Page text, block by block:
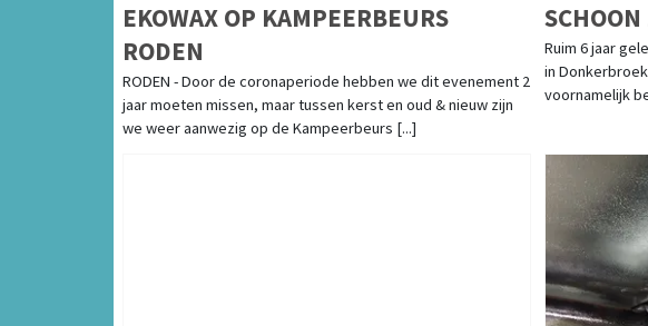
EKOWAX OP KAMPEERBEURS
RODEN
RODEN - Door de coronaperiode hebben we dit evenement 2
jaar moeten missen, maar tussen kerst en oud & nieuw zijn
we weer aanwezig op de Kampeerbeurs [...]
Ruim 6 jaar
in
voornamelijk